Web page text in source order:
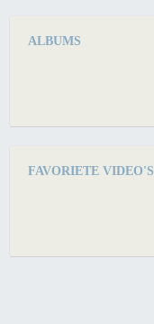
ALBUMS
FAVORIETE VIDEO'S